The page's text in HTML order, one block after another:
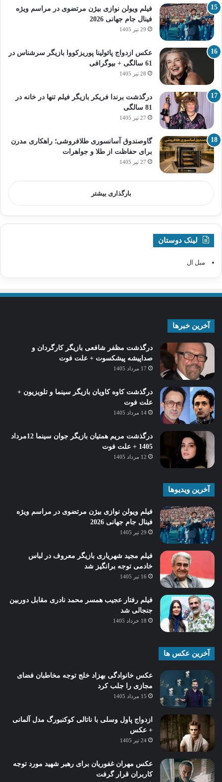
فیلم ویولن نوازی بیژن مرتضوی در مراسم ویژه
فینال جام جهانی 2026
29 تیر 1405
عکس ازدواج پائولینا پوریزکووا بازیگر سرشناس در
61 سالگی + بیوگرافی
28 تیر 1405
درگذشت برندا فریکر بازیگر فیلم تنها در خانه در
81 سالگی
27 تیر 1405
گاوصندوق آسانسوری طلافروشی؛ راهکاری مدرن
برای حفاظت از طلا و جواهرات
27 تیر 1405
بارگذاری بیشتر
لینک دوستان
مبل ال
آخرین خبرها
درگذشت مظفر شافعی بازیگر کارگردان و
صداپیشه پیشکسوت + علت فوت
17 مرداد 1405
درگذشت کاوه کاویان بازیگر سینما و تلویزیون +
علت فوت
14 مرداد 1405
درگذشت مریم همتیان بازیگر جوان سینما 12مرداد
1405 + علت فوت
12 مرداد 1405
آخرین ویدیوها
فیلم ویولن نوازی بیژن مرتضوی در مراسم ویژه
فینال جام جهانی 2026
29 تیر 1405
فیلم مجید شهریاری بازیگر معروف در لباس
خادمی توجه برانگیز شد
16 تیر 1405
فیلم رفتار عجیب همسر محمد نادری مقابل دوربین
جنجالی شد
18 خرداد 1405
آخرین عکس ها
عکس خانوادگی بهزاد خلج توجه مخاطبان فضای
مجازی را جلب کرد
15 مرداد 1405
ازدواج پاول وسلی با ناتالی کوکنبورگ مدل آلمانی
+ عکس
24 تیر 1405
عکس مهران غفوریان برای رهبر شهید مورد توجه
کاربران قرار گرفت